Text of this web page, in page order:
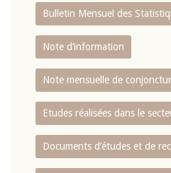
Bulletin Mensuel des
Note d’information
Note mensuelle de
Etudes réalisées dans le
Documents d’études et de